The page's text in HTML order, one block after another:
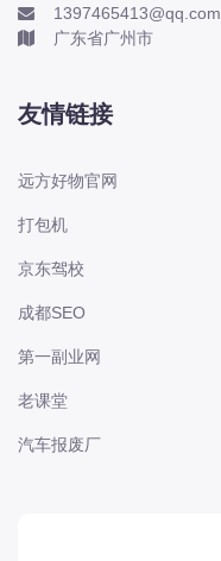
丰田-一汽丰田
丰田-广汽丰田
枫叶
法拉利
福特
1397465413@qq.com
广东省广州市
友情链接
远方好物官网
打包机
京东驾校
成都SEO
第一副业网
老课堂
汽车报废厂